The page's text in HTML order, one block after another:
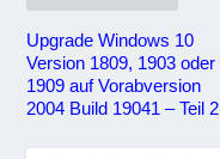
Upgrade Windows 10
Version 1809, 1903 oder
1909 auf Vorabversion
2004 Build 19041 – Teil 2